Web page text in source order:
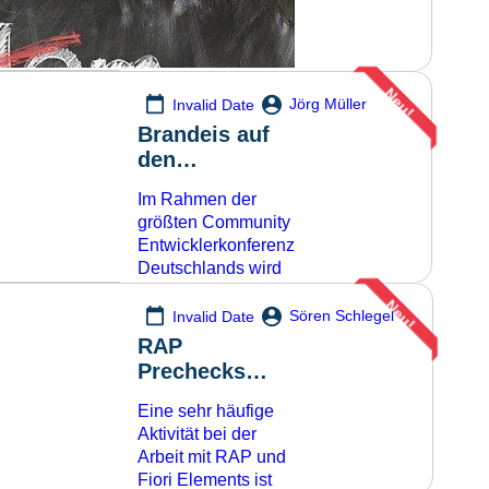
Teil einer Serie zu
dem The
Schulungen
von
Brandeis
der Teilnehmer
Programm. Jetzt sogar wöchentlich
Invalid Date Jörg Müller
Brandeis auf
den
Developer
Days 2026
Im Rahmen der
größten Community
Entwicklerkonferenz
Deutschlands wird
Workshop zu
modernen SAP
ABAP und Clean
Core geben.
Neu!
Invalid Date Sören Schlegel
RAP
Prechecks
und
kombinieren
Eine sehr häufige
Aktivität bei der
Arbeit mit RAP und
Fiori Elements ist
Neu!